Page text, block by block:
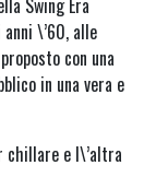
Swing Era
\’60, alle
con una
in una vera e
chillare e l\’altra